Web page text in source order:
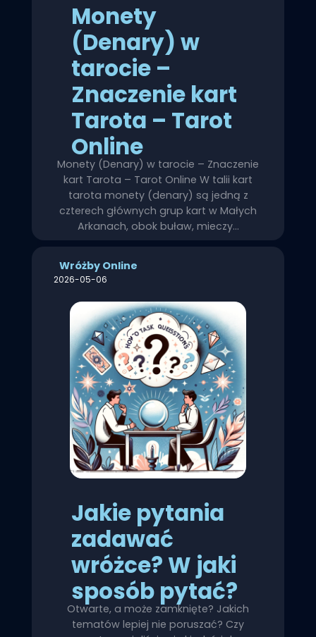
Monety
(Denary) w
tarocie –
Znaczenie kart
Tarota – Tarot
Online
Monety (Denary) w tarocie – Znaczenie
kart Tarota – Tarot Online W talii kart
tarota monety (denary) są jedną z
czterech głównych grup kart w Małych
Arkanach, obok buław, mieczy…
Wróżby Online
2026-05-06
Jakie pytania
zadawać
wróżce? W jaki
sposób pytać?
Otwarte, a może zamknięte? Jakich
tematów lepiej nie poruszać? Czy